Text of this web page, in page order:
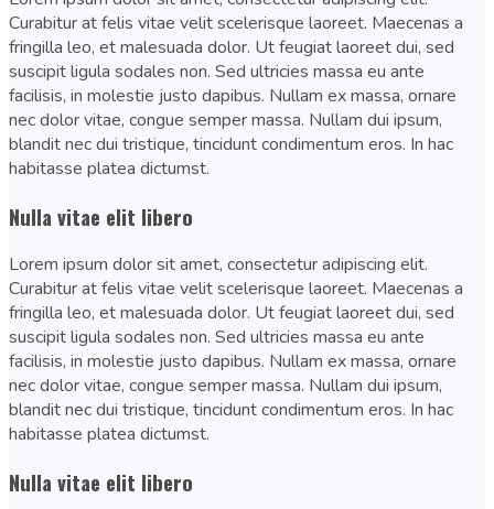
Curabitur at felis vitae velit scelerisque laoreet. Maecenas a
fringilla leo, et malesuada dolor. Ut feugiat laoreet dui, sed
suscipit ligula sodales non. Sed ultricies massa eu ante
facilisis, in molestie justo dapibus. Nullam ex massa, ornare
nec dolor vitae, congue semper massa. Nullam dui ipsum,
blandit nec dui tristique, tincidunt condimentum eros. In hac
habitasse platea dictumst.
Nulla vitae elit libero
Lorem ipsum dolor sit amet, consectetur adipiscing elit.
Curabitur at felis vitae velit scelerisque laoreet. Maecenas a
fringilla leo, et malesuada dolor. Ut feugiat laoreet dui, sed
suscipit ligula sodales non. Sed ultricies massa eu ante
facilisis, in molestie justo dapibus. Nullam ex massa, ornare
nec dolor vitae, congue semper massa. Nullam dui ipsum,
blandit nec dui tristique, tincidunt condimentum eros. In hac
habitasse platea dictumst.
Nulla vitae elit libero